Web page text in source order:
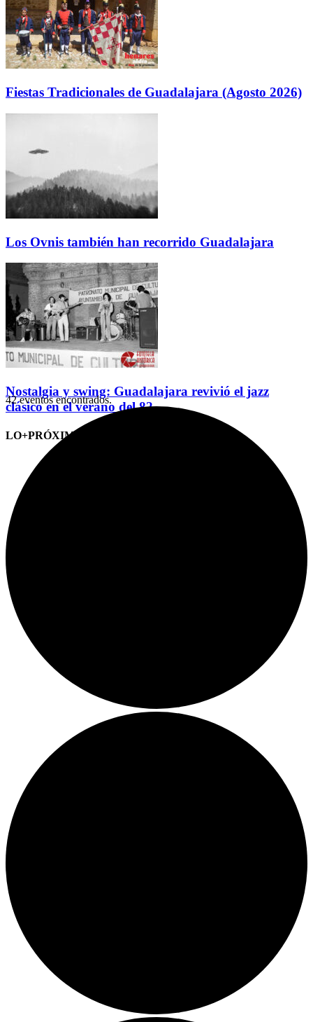
Fiestas Tradicionales de Guadalajara (Agosto 2026)
Los Ovnis también han recorrido Guadalajara
Nostalgia y swing: Guadalajara revivió el jazz
clásico en el verano del 82
LO+PRÓXIMO (CITAS)
42 eventos encontrados.